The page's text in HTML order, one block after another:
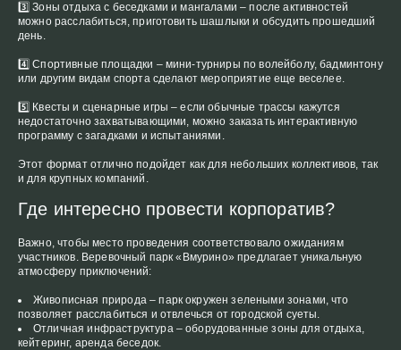
3️⃣ Зоны отдыха с беседками и мангалами – после активностей
можно расслабиться, приготовить шашлыки и обсудить прошедший
день.
4️⃣ Спортивные площадки – мини-турниры по волейболу, бадминтону
или другим видам спорта сделают мероприятие еще веселее.
5️⃣ Квесты и сценарные игры – если обычные трассы кажутся
недостаточно захватывающими, можно заказать интерактивную
программу с загадками и испытаниями.
Этот формат отлично подойдет как для небольших коллективов, так
и для крупных компаний.
Где интересно провести корпоратив?
Важно, чтобы место проведения соответствовало ожиданиям
участников. Веревочный парк «Вмурино» предлагает уникальную
атмосферу приключений:
Живописная природа – парк окружен зелеными зонами, что
позволяет расслабиться и отвлечься от городской суеты.
Отличная инфраструктура – оборудованные зоны для отдыха,
кейтеринг, аренда беседок.